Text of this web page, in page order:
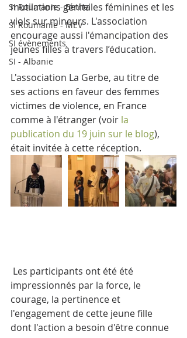
SI Roumanie - Bethel
SI Roumanie - MEV
SI évènements
SI - Albanie
mutilations génitales féminines et les
viols sur mineurs. L'association
encourage aussi l'émancipation des
jeunes filles à travers l’éducation.
L'association La Gerbe, au titre de
ses actions en faveur des femmes
victimes de violence, en France
comme à l'étranger (voir la
publication du 19 juin sur le blog),
était invitée à cette réception.
impressionnés par la force, le
courage, la pertinence et
l'engagement de cette jeune fille
dont l'action a besoin d'être connue